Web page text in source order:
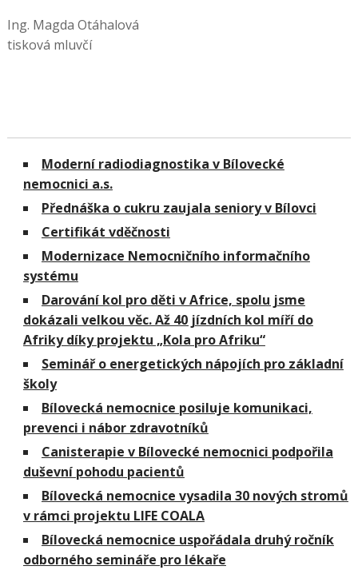
Ing. Magda Otáhalová
tisková mluvčí
Moderní radiodiagnostika v Bílovecké
nemocnici a.s.
Přednáška o cukru zaujala seniory v Bílovci
Certifikát vděčnosti
Modernizace Nemocničního informačního
systému
Darování kol pro děti v Africe, spolu jsme
dokázali velkou věc. Až 40 jízdních kol míří do
Afriky díky projektu „Kola pro Afriku“
Seminář o energetických nápojích pro základní
školy
Bílovecká nemocnice posiluje komunikaci,
prevenci i nábor zdravotníků
Canisterapie v Bílovecké nemocnici podpořila
duševní pohodu pacientů
Bílovecká nemocnice vysadila 30 nových stromů
v rámci projektu LIFE COALA
Bílovecká nemocnice uspořádala druhý ročník
odborného semináře pro lékaře